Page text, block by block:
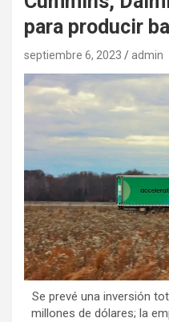
para producir
septiembre 6, 2023 admin
Se prevé una inversión
millones de dólares; la